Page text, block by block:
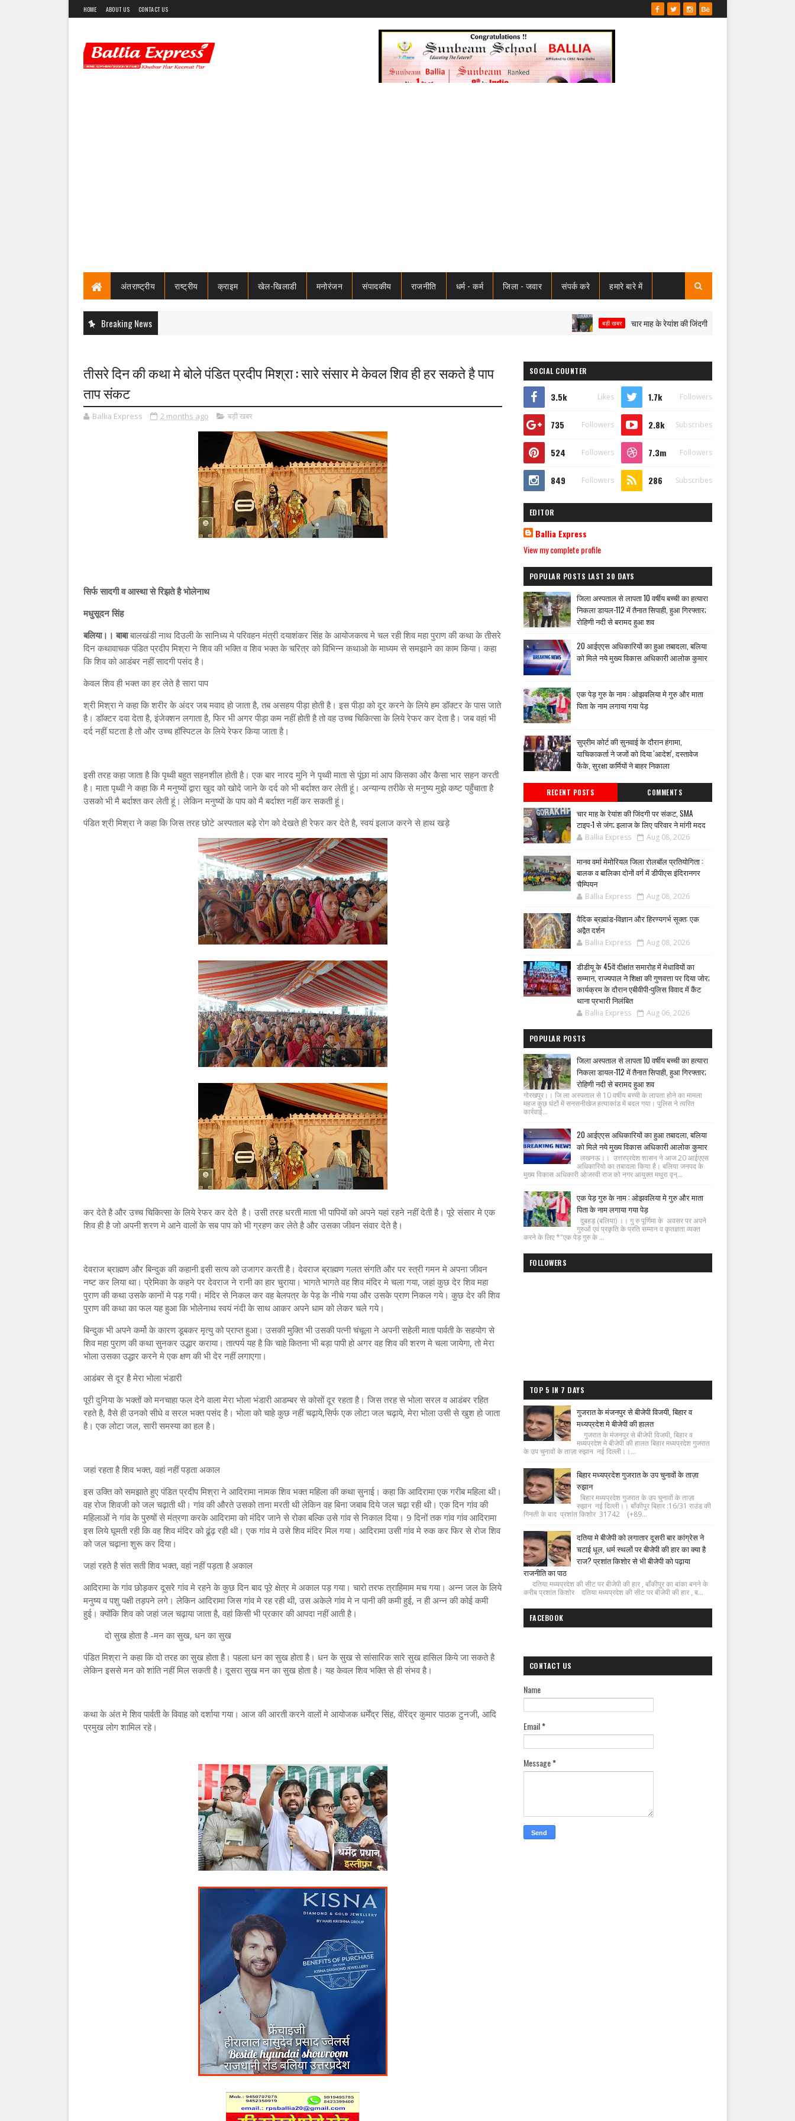
HOME ABOUT US CONTACT US
अंतराष्ट्रीय राष्ट्रीय क्राइम खेल-खिलाडी मनोरंजन संपादकीय राजनीति धर्म - कर्म जिला - जवार संपर्क करे हमारे बारे में
Breaking News बड़ी खबर चार माह के रेयांश की जिंदगी पर संकट, SMA टाइप-1 से जंग; इलाज के
तीसरे दिन की कथा मे बोले पंडित प्रदीप मिश्रा : सारे संसार मे केवल शिव ही हर सकते है पाप
ताप संकट
Ballia Express 2 months ago बड़ी खबर
सिर्फ सादगी व आस्था से रिझते है भोलेनाथ
मधुसूदन सिंह
बलिया।। बाबाबालखंडी नाथ दिउली के सानिध्य मे परिवहन मंत्री दयाशंकर सिंह के आयोजकत्व मे चल रही शिव महा पुराण की कथा के तीसरे
दिन कथावाचक पंडित प्रदीप मिश्रा ने शिव की भक्ति व शिव भक्त के चरित्र को विभिन्न कथाओ के माध्यम से समझाने का काम किया। कहा
कि शिव को आडंबर नहीं सादगी पसंद है।
केवल शिव ही भक्त का हर लेते है सारा पाप
श्री मिश्रा ने कहा कि शरीर के अंदर जब मवाद हो जाता है, तब असहय पीड़ा होती है। इस पीड़ा को दूर करने के लिये हम डॉक्टर के पास जाते
है। डॉक्टर दवा देता है, इंजेक्शन लगाता है, फिर भी अगर पीड़ा कम नहीं होती है तो वह उच्च चिकित्सा के लिये रेफर कर देता है। जब वहां भी
दर्द नहीं घटता है तो और उच्च हॉस्पिटल के लिये रेफर किया जाता है।
इसी तरह कहा जाता है कि पृथ्वी बहुत सहनशील होती है। एक बार नारद मुनि ने पृथ्वी माता से पूंछा मां आप किसका और कैसा भार सहन करती
है। माता पृथ्वी ने कहा कि मै मनुष्यों द्वारा खुद को खोदे जाने के दर्द को भी बर्दाश्त कर लेती हूं। अन्यान्य तरीके से मनुष्य मुझे कष्ट पहुँचाता है
उसको भी मै बर्दाश्त कर लेती हूं। लेकिन मनुष्यों के पाप को मै बर्दाश्त नहीं कर सकती हूं।
पंडित श्री मिश्रा ने कहा कि जिस तरह छोटे अस्पताल बड़े रोग को देखते ही रेफर कर देते है, स्वयं इलाज करने से हाथ खड़े
कर देते है और उच्च चिकित्सा के लिये रेफर कर देते है। उसी तरह धरती माता भी पापियों को अपने यहां रहने नहीं देती है। पूरे संसार मे एक
शिव ही है जो अपनी शरण मे आने वालों के सब पाप को भी ग्रहण कर लेते है और उसका जीवन संवार देते है।
देवराज ब्राह्मण और बिन्दुक की कहानी इसी सत्य को उजागर करती है। देवराज ब्राह्मण गलत संगति और पर स्त्री गमन मे अपना जीवन
नष्ट कर लिया था। प्रेमिका के कहने पर देवराज ने रानी का हार चुराया। भागते भागते वह शिव मंदिर मे चला गया, जहां कुछ देर शिव महा
पुराण की कथा उसके कानों मे पड़ गयी। मंदिर से निकल कर वह बेलपत्र के पेड़ के नीचे गया और उसके प्राण निकल गये। कुछ देर की शिव
पुराण की कथा का फल यह हुआ कि भोलेनाथ स्वयं नंदी के साथ आकर अपने धाम को लेकर चले गये।
बिन्दुक भी अपने कर्मो के कारण डूबकर मृत्यु को प्राप्त हुआ। उसकी मुक्ति भी उसकी पत्नी चंचूला ने अपनी सहेली माता पार्वती के सहयोग से
शिव महा पुराण की कथा सुनकर उद्धार कराया। तात्पर्य यह है कि चाहे कितना भी बड़ा पापी हो अगर वह शिव की शरण मे चला जायेगा, तो मेरा
भोला उसका उद्धार करने मे एक क्षण की भी देर नहीं लगाएगा।
आडंबर से दूर है मेरा भोला भंडारी
पूरी दुनिया के भक्तों को मनचाहा फल देने वाला मेरा भोला भंडारी आडम्बर से कोसों दूर रहता है। जिस तरह से भोला सरल व आडंबर रहित
रहते है, वैसे ही उनको सीधे व सरल भक्त पसंद है। भोला को चाहे कुछ नहीं चढ़ाये,सिर्फ एक लोटा जल चढ़ाये, मेरा भोला उसी से खुश हो जाता
है। एक लोटा जल, सारी समस्या का हल है।
जहां रहता है शिव भक्त, वहां नहीं पड़ता अकाल
इस उक्ति को समझाते हुए पंडित प्रदीप मिश्रा ने आदिरामा नामक शिव भक्त महिला की कथा सुनाई। कहा कि आदिरामा एक गरीब महिला थी।
वह रोज शिवजी को जल चढ़ाती थी। गांव की औरते उसको ताना मरती थी लेकिन वह बिना जबाब दिये जल चढ़ा रही थी। एक दिन गांव की
महिलाओं ने गांव के पुरुषों से मंत्रणा करके आदिरामा को मंदिर जाने से रोका बल्कि उसे गांव से निकाल दिया। 9 दिनों तक गांव गांव आदिरामा
इस लिये घूमती रही कि वह शिव मंदिर को ढूंढ़ रही थी। एक गांव मे उसे शिव मंदिर मिल गया। आदिरामा उसी गांव मे रुक कर फिर से रोज शिव
को जल चढ़ाना शुरू कर दिया।
जहां रहते है संत सती शिव भक्त, वहां नहीं पड़ता है अकाल
आदिरामा के गांव छोड़कर दूसरे गांव मे रहने के कुछ दिन बाद पूरे क्षेत्र मे अकाल पड़ गया। चारो तरफ त्राहिमाम मच गया। अन्न जल के लिये
मनुष्य व पशु पक्षी तड़पने लगे। लेकिन आदिरामा जिस गांव मे रह रही थी, उस अकेले गांव मे न पानी की कमी हुई, न ही अन्न की कोई कमी
हुई। क्योंकि शिव को जहां जल चढ़ाया जाता है, वहां किसी भी प्रकार की आपदा नहीं आती है।
दो सुख होता है -मन का सुख, धन का सुख
पंडित मिश्रा ने कहा कि दो तरह का सुख होता है। पहला धन का सुख होता है। धन के सुख से सांसारिक सारे सुख हासिल किये जा सकते है
लेकिन इससे मन को शांति नहीं मिल सकती है। दूसरा सुख मन का सुख होता है। यह केवल शिव भक्ति से ही संभव है।
कथा के अंत मे शिव पार्वती के विवाह को दर्शाया गया। आज की आरती करने वालों मे आयोजक धर्मेंद्र सिंह, वीरेंद्र कुमार पाठक टुनजी, आदि
प्रमुख लोग शामिल रहे।
SOCIAL COUNTER
3.5k Likes 1.7k Followers
735 Followers 2.8k Subscribes
524 Followers 7.3m Followers
849 Followers 286 Subscribes
EDITOR
Ballia Express
View my complete profile
POPULAR POSTS LAST 30 DAYS
जिला अस्पताल से लापता 10 वर्षीय बच्ची का हत्यारा
निकला डायल-112 में तैनात सिपाही, हुआ गिरफ्तार;
रोहिणी नदी से बरामद हुआ शव
20 आईएएस अधिकारियों का हुआ तबादला, बलिया
को मिले नये मुख्य विकास अधिकारी आलोक कुमार
एक पेड़ गुरु के नाम : ओझवलिया मे गुरु और माता
पिता के नाम लगाया गया पेड़
सुप्रीम कोर्ट की सुनवाई के दौरान हंगामा,
याचिकाकर्ता ने जजों को दिया 'आदेश', दस्तावेज
फेंके, सुरक्षा कर्मियों ने बाहर निकाला
RECENT POSTS COMMENTS
चार माह के रेयांश की जिंदगी पर संकट, SMA
टाइप-1 से जंग; इलाज के लिए परिवार ने मांगी मदद
Ballia Express Aug 08, 2026
मानव वर्मा मेमोरियल जिला रोलबॉल प्रतियोगिता :
बालक व बालिका दोनों वर्ग में डीपीएस इंदिरानगर
चैम्पियन
Ballia Express Aug 08, 2026
वैदिक ब्रह्मांड-विज्ञान और हिरण्यगर्भ सूक्त: एक
अद्वैत दर्शन
Ballia Express Aug 08, 2026
डीडीयू के 45वें दीक्षांत समारोह में मेधावियों का
सम्मान, राज्यपाल ने शिक्षा की गुणवत्ता पर दिया जोर;
कार्यक्रम के दौरान एबीवीपी-पुलिस विवाद में कैंट
थाना प्रभारी निलंबित
Ballia Express Aug 06, 2026
POPULAR POSTS
जिला अस्पताल से लापता 10 वर्षीय बच्ची का हत्यारा
निकला डायल-112 में तैनात सिपाही, हुआ गिरफ्तार;
रोहिणी नदी से बरामद हुआ शव
गोरखपुर।। जि ला अस्पताल से 10 वर्षीय बच्ची के लापता होने का मामला
महज कुछ घंटों में सनसनीखेज हत्याकांड में बदल गया। पुलिस ने त्वरित
कार्रवाई...
20 आईएएस अधिकारियों का हुआ तबादला, बलिया
को मिले नये मुख्य विकास अधिकारी आलोक कुमार
लखनऊ।। उत्तरप्रदेश शासन ने आज 20 आईएएस
अधिकारियो का तबादला किया है। बलिया जनपद के
मुख्य विकास अधिकारी ओजस्वी राज को नगर आयुक्त मथुरा वृन्...
एक पेड़ गुरु के नाम : ओझवलिया मे गुरु और माता
पिता के नाम लगाया गया पेड़
दुबहड़ (बलिया) ।। गु रु पूर्णिमा के अवसर पर अपने
गुरुओं एवं प्रकृति के प्रति सम्मान व कृतज्ञता व्यक्त
करने के लिए *"एक पेड़ गुरु के ...
FOLLOWERS
TOP 5 IN 7 DAYS
गुजरात के मंजनपुर से बीजेपी विजयी, बिहार व
मध्यप्रदेश मे बीजेपी की हालत
गुजरात के मंजनपुर से बीजेपी विजयी, बिहार व
मध्यप्रदेश मे बीजेपी की हालत बिहार मध्यप्रदेश गुजरात
के उप चुनावों के ताज़ा रुझान नई दिल्ली।।...
बिहार मध्यप्रदेश गुजरात के उप चुनावों के ताज़ा
रुझान
बिहार मध्यप्रदेश गुजरात के उप चुनावों के ताज़ा
रुझान नई दिल्ली।। बाँकीपुर बिहार :16/31 राउंड की
गिनती के बाद प्रशांत किशोर 31742 (+89...
दतिया मे बीजेपी को लगातार दूसरी बार कांग्रेस ने
चटाई धूल, धर्म स्थलों पर बीजेपी की हार का क्या है
राज? प्रशांत किशोर से भी बीजेपी को पढ़ाया
राजनीति का पाठ
दतिया मध्यप्रदेश की सीट पर बीजेपी की हार , बाँकीपुर का बांका बनने के
करीब प्रशांत किशोर दतिया मध्यप्रदेश की सीट पर बीजेपी की हार , ब...
FACEBOOK
CONTACT US
Name
Email*
Message*